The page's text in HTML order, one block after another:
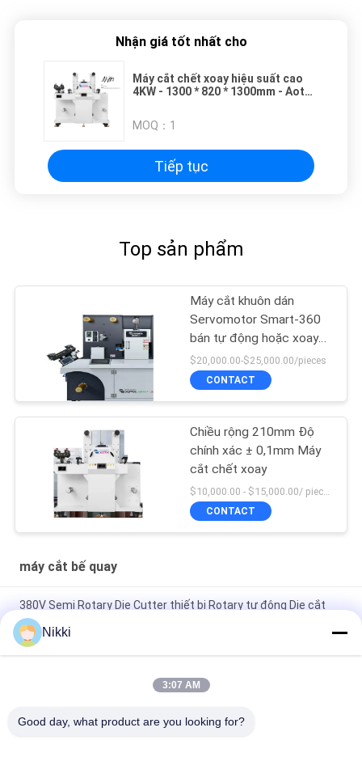
Nhận giá tốt nhất cho
Máy cắt chết xoay hiệu suất cao
4KW - 1300 * 820 * 1300mm - Aoto
MOQ： 1
Tiếp tục
Top sản phẩm
Máy cắt khuôn dán
Servomotor Smart-360
bán tự động hoặc xoay
tròn hoàn toàn
$20,000.00-$25,000.00/pieces
CONTACT
Chiều rộng 210mm Độ
chính xác ± 0,1mm Máy
cắt chết xoay
$10,000.00 - $15,000.00/ piece MOQ:1
CONTACT
máy cắt bế quay
380V Semi Rotary Die Cutter thiết bị Rotary tự động Die cắt
máy
Máy cắt và cắt chết xoay mạnh mẽ 3 giai đoạn 380V/18A
các sản phẩm kích thước nhỏ
Nikki
3:07 AM
Good day, what product are you looking for?